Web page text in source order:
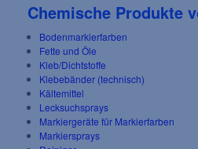
Chemische Produkte
Bodenmarkierfarben
Fette und Öle
Kleb/Dichtstoffe
Klebebänder (technisch)
Kältemittel
Lecksuchsprays
Markiergeräte für Markierfarben
Markiersprays